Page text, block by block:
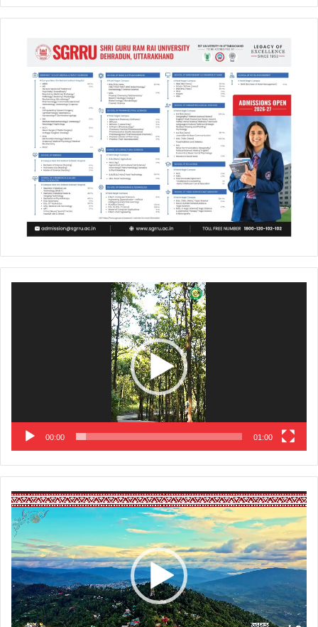
00:00 01:00
Video
Player